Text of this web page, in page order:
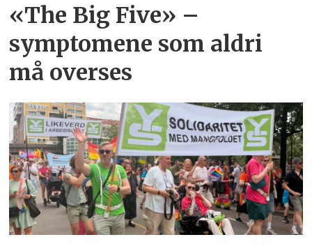
«The Big Five» –
symptomene som aldri
må overses